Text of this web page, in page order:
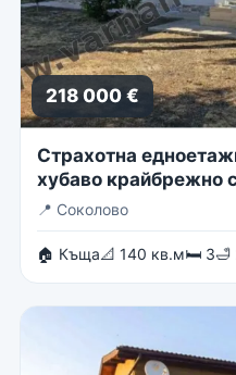
218 000 €
Страхотна
хубаво крайбрежно
📍 Соколово
🏠 Къща📐 140 кв.м🛏 3🛁